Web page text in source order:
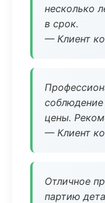
несколько
в срок.
— Клиент
соблюдение
цены.
— Клиент
Отличное
партию